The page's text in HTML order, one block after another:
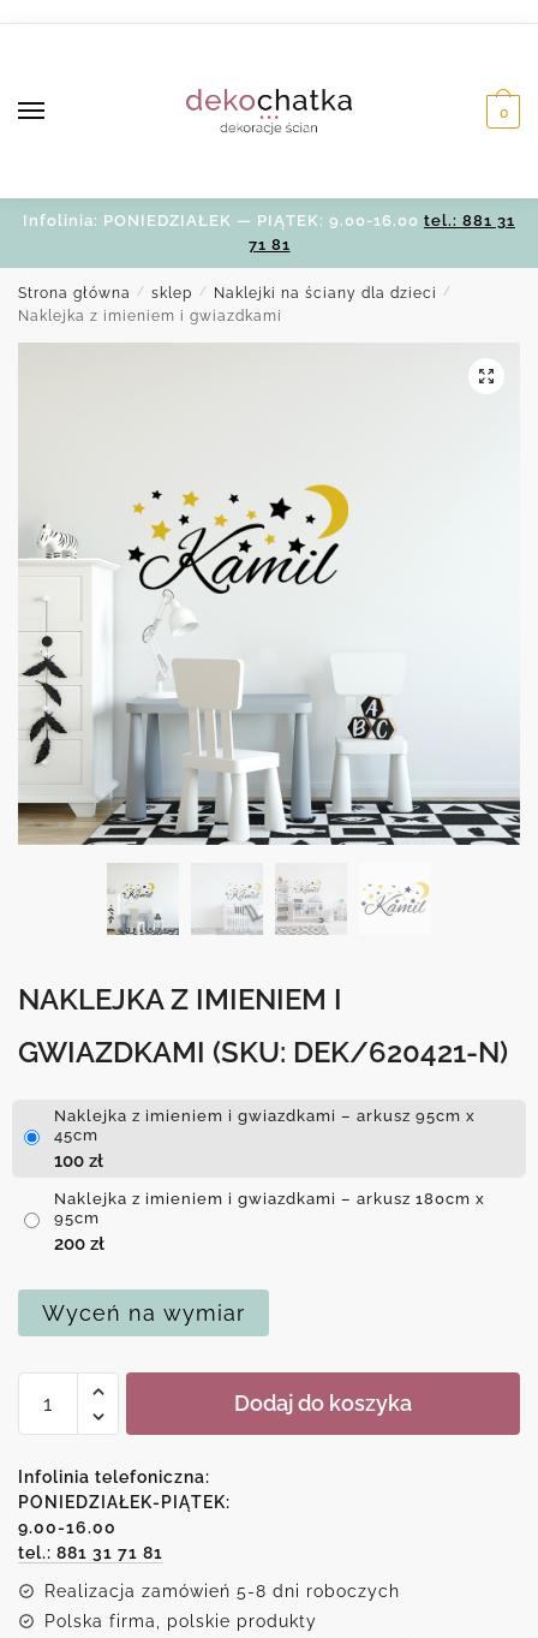
0
Infolinia: PONIEDZIAŁEK — PIĄTEK: 9.00-16.00 tel.: 881 31
71 81
Strona główna / sklep / Naklejki na ściany dla dzieci /
Naklejka z imieniem i gwiazdkami
NAKLEJKA Z IMIENIEM I
GWIAZDKAMI (SKU: DEK/620421-N)
Naklejka z imieniem i gwiazdkami – arkusz 95cm x
45cm
100 zł
Naklejka z imieniem i gwiazdkami – arkusz 180cm x
95cm
200 zł
Wyceń na wymiar
Naklejka
imieniem
i
gwiazdkami
Dodaj do koszyka
Infolinia telefoniczna:
PONIEDZIAŁEK-PIĄTEK:
9.00-16.00
tel.: 881 31 71 81
Realizacja zamówień 5-8 dni roboczych
Polska firma, polskie produkty